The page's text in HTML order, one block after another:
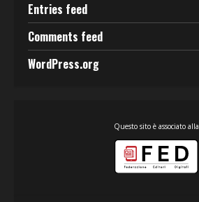
Entries feed
Comments feed
WordPress.org
Questo sito è associato alla